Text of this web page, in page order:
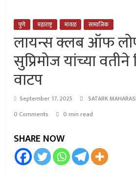
पुणे महाराष्ट्र मावळ सामाजिक
लायन्स क्लब ऑफ
सुप्रिमोज यांच्या
वाटप
September 17, 2025 SATARK
0 Comments
0 min read
SHARE NOW